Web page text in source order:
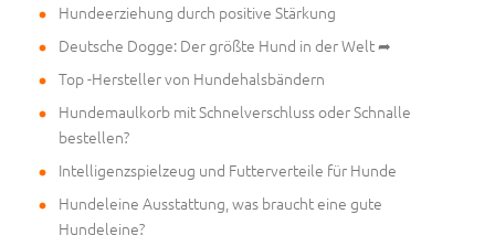
Hundeerziehung durch positive Stärkung
Deutsche Dogge: Der größte Hund in der Welt ➦
Top -Hersteller von Hundehalsbändern
Hundemaulkorb mit Schnelverschluss oder Schnalle
bestellen?
Intelligenzspielzeug und Futterverteile für Hunde
Hundeleine Ausstattung, was braucht eine gute
Hundeleine?